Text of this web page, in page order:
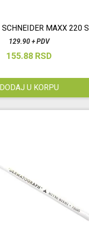
SCHNEIDER MAXX 220 S
129.90 + PDV
155.88 RSD
DODAJ U KORPU